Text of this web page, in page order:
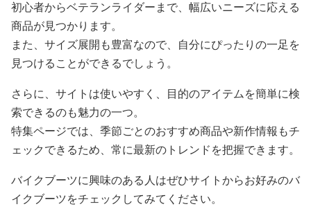
初心者からベテランライダーまで、幅広いニーズに応える
商品が見つかります。
また、サイズ展開も豊富なので、自分にぴったりの一足を
見つけることができるでしょう。
さらに、サイトは使いやすく、目的のアイテムを簡単に検
索できるのも魅力の一つ。
特集ページでは、季節ごとのおすすめ商品や新作情報もチ
ェックできるため、常に最新のトレンドを把握できます。
バイクブーツに興味のある人はぜひサイトからお好みのバ
イクブーツをチェックしてみてください。